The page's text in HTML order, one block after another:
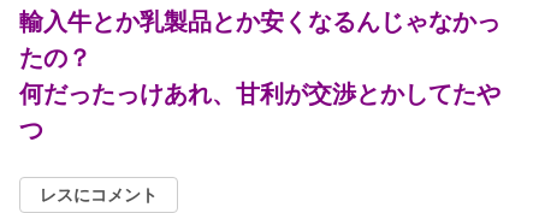
輸入牛とか乳製品とか安くなるんじゃなかっ
たの？
何だったっけあれ、甘利が交渉とかしてたや
つ
レスにコメント